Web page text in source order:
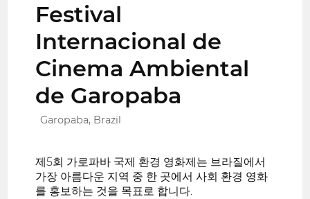
Festival
Internacional de
Cinema Ambiental
de Garopaba
Garopaba, Brazil
제5회 가로파바 국제 환경 영화제는 브라질에서
가장 아름다운 지역 중 한 곳에서 사회 환경 영화
를 홍보하는 것을 목표로 합니다.